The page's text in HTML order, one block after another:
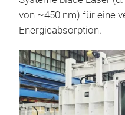
von ~450 nm) für eine
Energieabsorption.